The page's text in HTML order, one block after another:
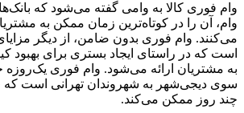
وام فوری کالا به وامی گفته می‌شود که بانک‌ها
وام، آن را در کوتاه‌ترین زمان ممکن به
می‌کنند. وام فوری بدون ضامن، از دیگر
است که در راستای ایجاد بستری برای بهبود
به مشتریان ارائه می‌شود. وام فوری
سوی دیجی‌شهر به شهروندان تهرانی است که
چند روز ممکن می‌کند.